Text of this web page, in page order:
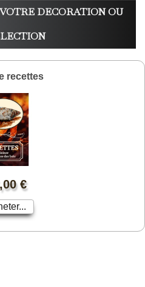
DECORATION OU
recettes
€